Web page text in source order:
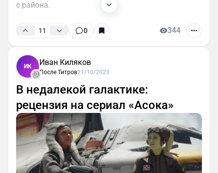
с района.
11 0 344
ИК Иван Киляков
После Титров21/10/2023
В недалекой галактике:
рецензия на сериал «Асока»